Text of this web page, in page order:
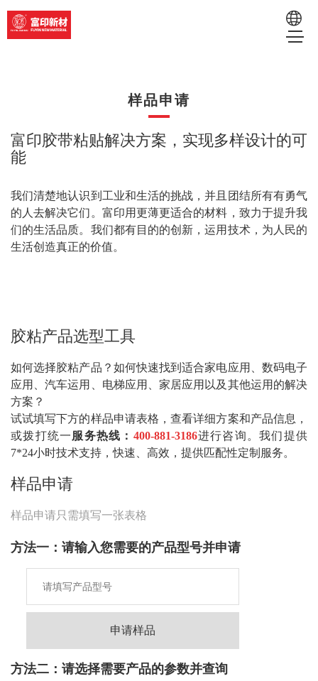
样品申请
富印胶带粘贴解决方案，实现多样设计的可
能
我们清楚地认识到工业和生活的挑战，并且团结所有有勇气
的人去解决它们。 富印用更薄更适合的材料，致力于提升我
们的生活品质。我们都有目的的创新，运用技术，为人民的
生活创造真正的价值。
胶粘产品选型工具
如何选择胶粘产品？如何快速找到适合家电应用、数码电子
应用、汽车运用、电梯应用、家居应用以及其他运用的解决
方案？
试试填写下方的样品申请表格，查看详细方案和产品信息，
或拨打统一服务热线： 400-881-3186进行咨询。我们提供
7*24小时技术支持，快速、高效，提供匹配性定制服务。
样品申请
样品申请只需填写一张表格
方法一：请输入您需要的产品型号并申请
申请样品
方法二：请选择需要产品的参数并查询